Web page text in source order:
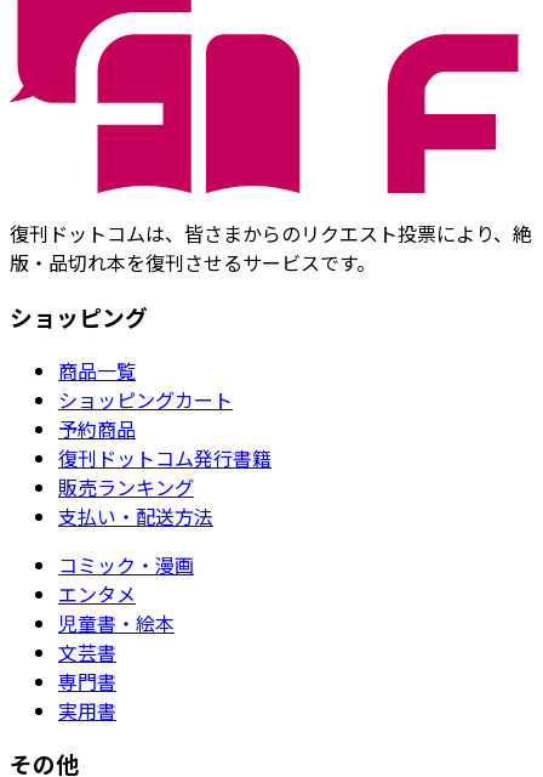
復刊ドットコムは、皆さまからのリクエスト投票により、絶
版・品切れ本を復刊させるサービスです。
ショッピング
商品一覧
ショッピングカート
予約商品
復刊ドットコム発行書籍
販売ランキング
支払い・配送方法
コミック・漫画
エンタメ
児童書・絵本
文芸書
専門書
実用書
その他